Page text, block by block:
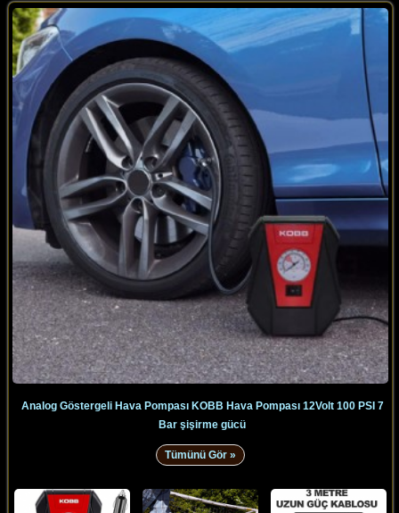
Analog Göstergeli Hava Pompası KOBB Hava Pompası 12Volt 100 PSI 7
Bar şişirme gücü
Tümünü Gör »